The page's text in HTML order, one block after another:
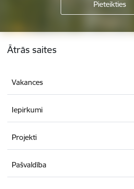
Kājene
Ātrās saites
Vakances
Iepirkumi
Projekti
Pašvaldība